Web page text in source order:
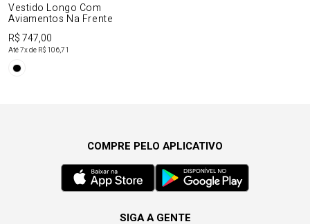
Vestido Longo Com
Aviamentos Na Frente
R$ 747,00
Até7x de R$ 106,71
COMPRE PELO APLICATIVO
SIGA A GENTE